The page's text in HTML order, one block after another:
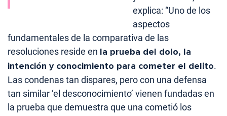
explica: “Uno de los
aspectos
fundamentales de la comparativa de las
resoluciones reside en la prueba del dolo, la
intención y conocimiento para cometer el delito.
Las condenas tan dispares, pero con una defensa
tan similar ‘el desconocimiento’ vienen fundadas en
la prueba que demuestra que una cometió los